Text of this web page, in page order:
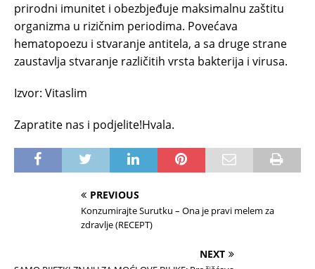
prirodni imunitet i obezbjeđuje maksimalnu zaštitu
organizma u rizičnim periodima. Povećava
hematopoezu i stvaranje antitela, a sa druge strane
zaustavlja stvaranje različitih vrsta bakterija i virusa.
Izvor: Vitaslim
Zapratite nas i podjelite!Hvala.
PREVIOUS
Konzumirajte Surutku – Ona je pravi melem za
zdravlje (RECEPT)
NEXT